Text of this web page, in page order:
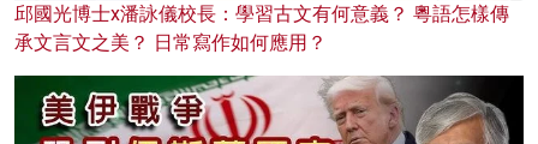
邱國光博士x潘詠儀校長：學習古文有何意義？ 粵語怎樣傳
承文言文之美？ 日常寫作如何應用？